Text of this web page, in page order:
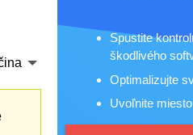
Spustite
škodlivého
Optimalizujte
Uvoľnite